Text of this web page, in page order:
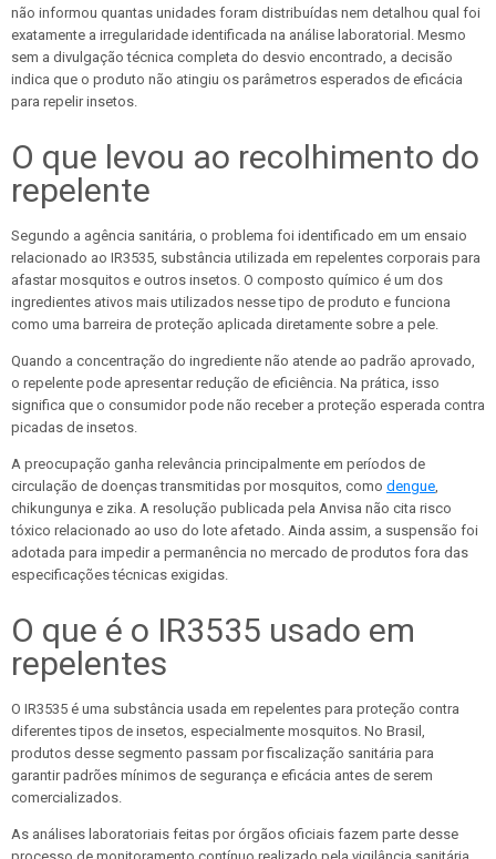
não informou quantas unidades foram distribuídas nem detalhou qual foi
exatamente a irregularidade identificada na análise laboratorial. Mesmo
sem a divulgação técnica completa do desvio encontrado, a decisão
indica que o produto não atingiu os parâmetros esperados de eficácia
para repelir insetos.
O que levou ao recolhimento do
repelente
Segundo a agência sanitária, o problema foi identificado em um ensaio
relacionado ao IR3535, substância utilizada em repelentes corporais para
afastar mosquitos e outros insetos. O composto químico é um dos
ingredientes ativos mais utilizados nesse tipo de produto e funciona
como uma barreira de proteção aplicada diretamente sobre a pele.
Quando a concentração do ingrediente não atende ao padrão aprovado,
o repelente pode apresentar redução de eficiência. Na prática, isso
significa que o consumidor pode não receber a proteção esperada contra
picadas de insetos.
A preocupação ganha relevância principalmente em períodos de
circulação de doenças transmitidas por mosquitos, como dengue
chikungunya e zika. A resolução publicada pela Anvisa não cita risco
tóxico relacionado ao uso do lote afetado. Ainda assim, a suspensão foi
adotada para impedir a permanência no mercado de produtos fora das
especificações técnicas exigidas.
O que é o IR3535 usado em
repelentes
O IR3535 é uma substância usada em repelentes para proteção contra
diferentes tipos de insetos, especialmente mosquitos. No Brasil,
produtos desse segmento passam por fiscalização sanitária para
garantir padrões mínimos de segurança e eficácia antes de serem
comercializados.
As análises laboratoriais feitas por órgãos oficiais fazem parte desse